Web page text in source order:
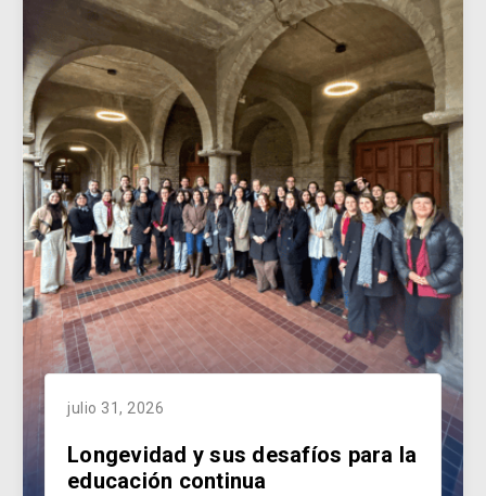
julio 31, 2026
Longevidad y sus desafíos para la
educación continua